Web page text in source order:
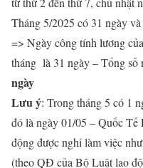
Tháng 5/2025 có 31 ngày
=> Ngày công tính lương
tháng là 31 ngày – Tổng số
ngày
Lưu ý: Trong tháng 5 có 1
đó là ngày 01/05 – Quốc
động được nghỉ làm việc
(theo QĐ của Bộ Luật lao